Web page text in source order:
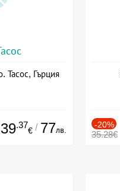
Тасос, Гърция
39.37
€ / 77лв.
-20%
35.28€